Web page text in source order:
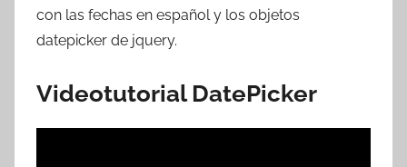
con las fechas en español y los objetos
datepicker de jquery.
Videotutorial DatePicker